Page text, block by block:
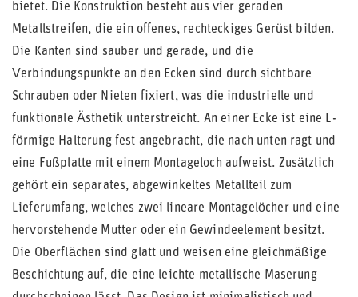
bietet. Die Konstruktion besteht aus vier geraden
Metallstreifen, die ein offenes, rechteckiges Gerüst bilden.
Die Kanten sind sauber und gerade, und die
Verbindungspunkte an den Ecken sind durch sichtbare
Schrauben oder Nieten fixiert, was die industrielle und
funktionale Ästhetik unterstreicht. An einer Ecke ist eine L-
förmige Halterung fest angebracht, die nach unten ragt und
eine Fußplatte mit einem Montageloch aufweist. Zusätzlich
gehört ein separates, abgewinkeltes Metallteil zum
Lieferumfang, welches zwei lineare Montagelöcher und eine
hervorstehende Mutter oder ein Gewindeelement besitzt.
Die Oberflächen sind glatt und weisen eine gleichmäßige
Beschichtung auf, die eine leichte metallische Maserung